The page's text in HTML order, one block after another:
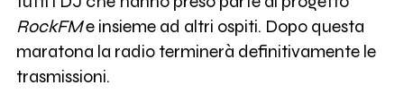
RockFMe insieme ad altri ospiti. Dopo questa
maratona la radio terminerà definitivamente le
trasmissioni.